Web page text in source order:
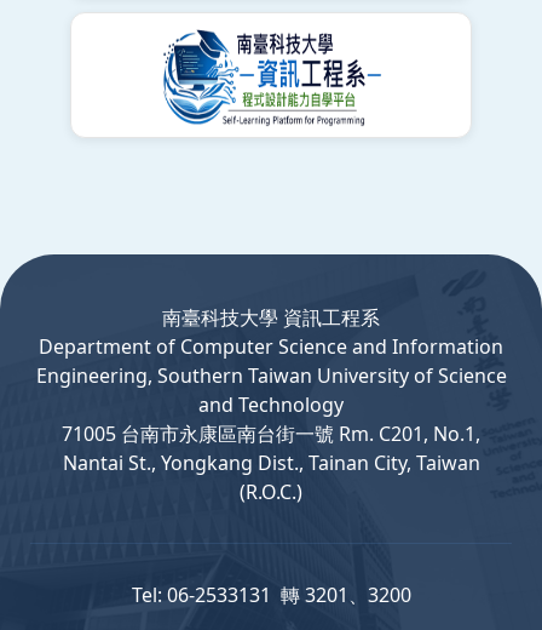
南臺科技大學 資訊工程系
Departmentof ComputerScience and Information
Engineering, Southern Taiwan University of Science
and Technology
71005 台南市永康區南台街一號 Rm. C201, No.1,
Nantai St., Yongkang Dist., Tainan City, Taiwan
(R.O.C.)
Tel: 06-2533131 轉 3201、3200